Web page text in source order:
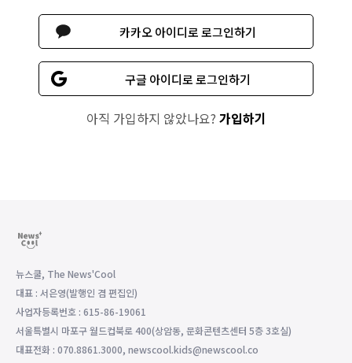
카카오 아이디로 로그인하기
구글 아이디로 로그인하기
아직 가입하지 않았나요? 가입하기
뉴스쿨, The News'Cool
대표 : 서은영(발행인 겸 편집인)
사업자등록번호 : 615-86-19061
서울특별시 마포구 월드컵북로 400(상암동, 문화콘텐츠센터 5층 3호실)
대표전화 : 070.8861.3000, newscool.kids@newscool.co